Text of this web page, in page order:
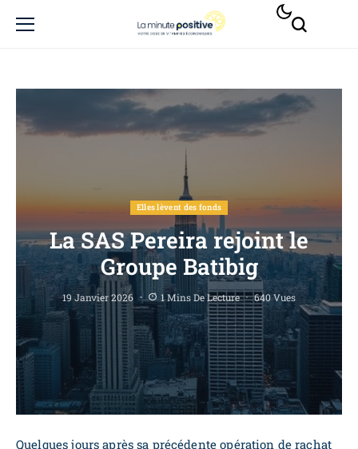
Elles lèvent des fonds
La SAS Pereira rejoint le
Groupe Batibig
19 Janvier 2026 1 Mins De Lecture 640 Vues
Quelques jours après sa précédente opération de rachat